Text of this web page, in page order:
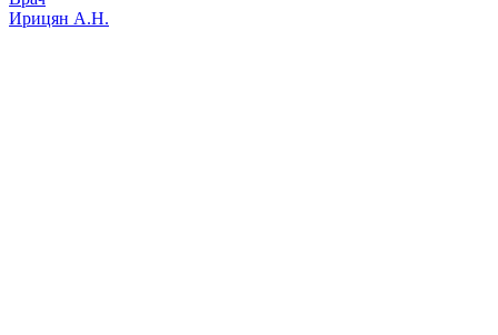
Ирицян А.Н.